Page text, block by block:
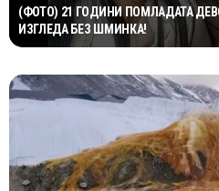
(ФОТО) 21 ГОДИНИ ПОМЛАДАТА
ИЗГЛЕДА БЕЗ ШМИНКА!